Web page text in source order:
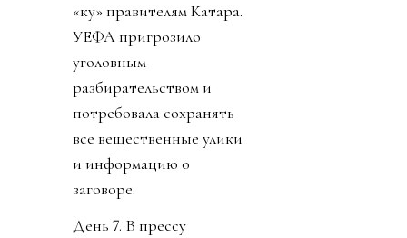
«ку» правителям Катара.
УЕФА пригрозило
уголовным
разбирательством и
потребовала сохранять
все вещественные улики
и информацию о
заговоре.
День 7. В прессу